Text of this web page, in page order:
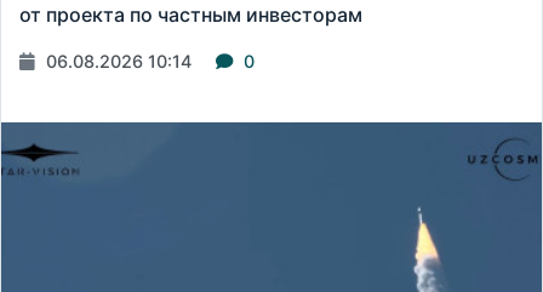
от проекта по частным инвесторам
06.08.2026 10:14 0